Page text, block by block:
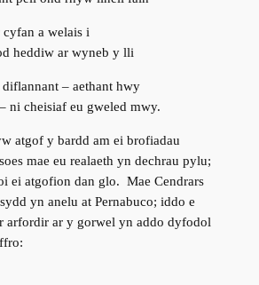
a welais i
heddiw ar wyneb y lli
– aethant hwy
ni cheisiaf eu gweled mwy.
atgof y bardd am ei brofiadau
mae eu realaeth yn dechrau pylu;
ei atgofion dan glo. Mae Cendrars
yn anelu at Pernabuco; iddo e
arfordir ar y gorwel yn addo dyfodol